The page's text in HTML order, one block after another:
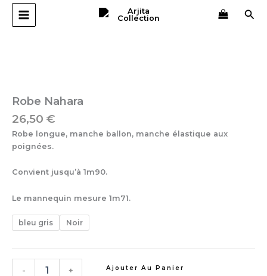
Aller
Robe Nahara
26,50 €
Robe longue, manche ballon, manche élastique aux
poignées.
Convient jusqu’à 1m90.
Le mannequin mesure 1m71.
bleu gris Noir
- + Ajouter Au Panier